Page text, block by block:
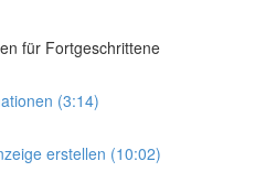
für Fortgeschrittene
(3:14)
erstellen (10:02)